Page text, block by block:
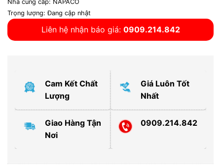
Nhà cung cấp: NAPACO
Trọng lượng: Đang cập nhật
Liên hệ nhận báo giá: 0909.214.842
Cam Kết Chất
Lượng
Giá Luôn Tốt
Nhất
Giao Hàng Tận
Nơi
0909.214.842